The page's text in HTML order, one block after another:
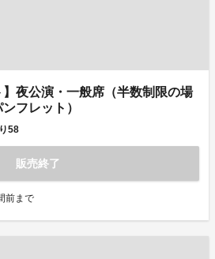
夜公演・一般席（半数制限の場
フレット）
58
販売終了
前まで